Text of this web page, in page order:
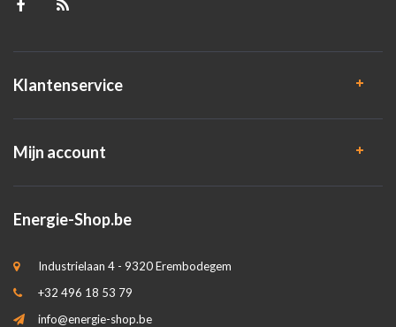
Klantenservice
Mijn account
Energie-Shop.be
Industrielaan 4 - 9320 Erembodegem
+32 496 18 53 79
info@energie-shop.be